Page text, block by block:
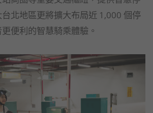
北地區更將擴大布局近 1,000 個停
便利的智慧騎乘體驗。